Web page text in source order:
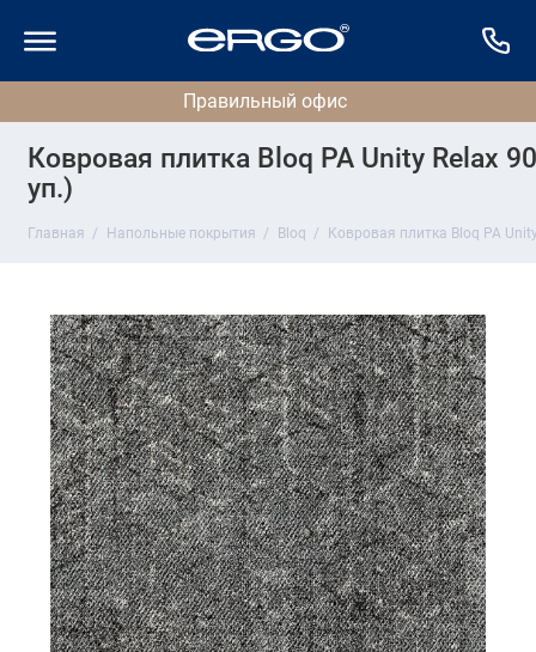
Ковровая плитка Bloq PA Unity Relax
уп.)
Главная Напольные покрытия Bloq Ковровая плитка Bloq PA